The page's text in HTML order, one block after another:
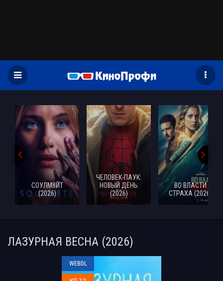
СОУЛМ8ЙТ
(2026)
ЧЕЛОВЕК-ПАУК:
НОВЫЙ ДЕНЬ
(2026)
ВО ВЛАСТИ
СТРАХА (2026)
ЛАЗУРНАЯ ВЕСНА (2026)
WEBDL